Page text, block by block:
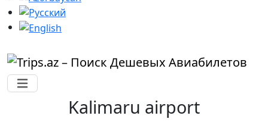
Kalimaru airport